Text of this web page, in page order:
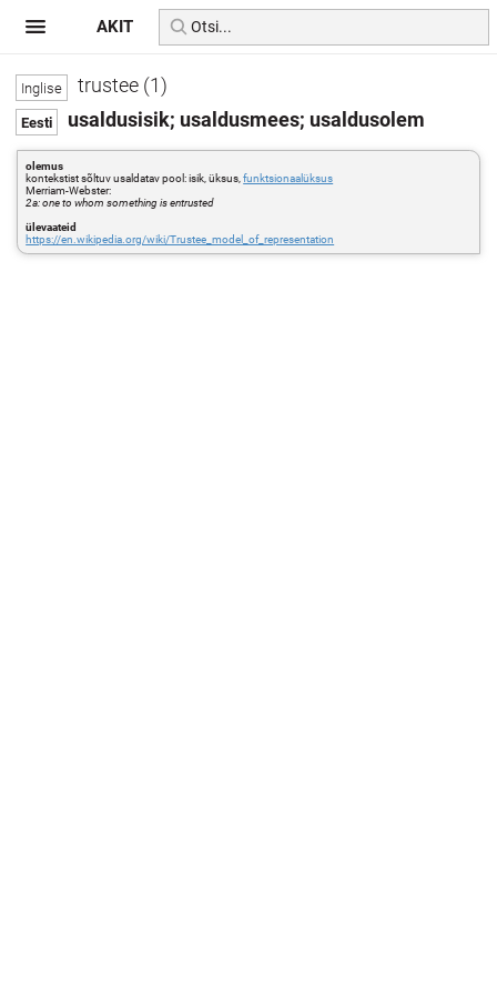
trustee (1)
usaldusisik; usaldusmees; usaldusolem
olemus
kontekstist sõltuv usaldatav pool: isik, üksus,funktsionaalüksus
Merriam-Webster:
2a: one to whom something is entrusted
ülevaateid
https://en.wikipedia.org/wiki/Trustee_model_of_representation
AKIT